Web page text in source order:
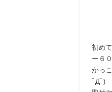
初め
ー６
かっ
ﾟДﾟ)